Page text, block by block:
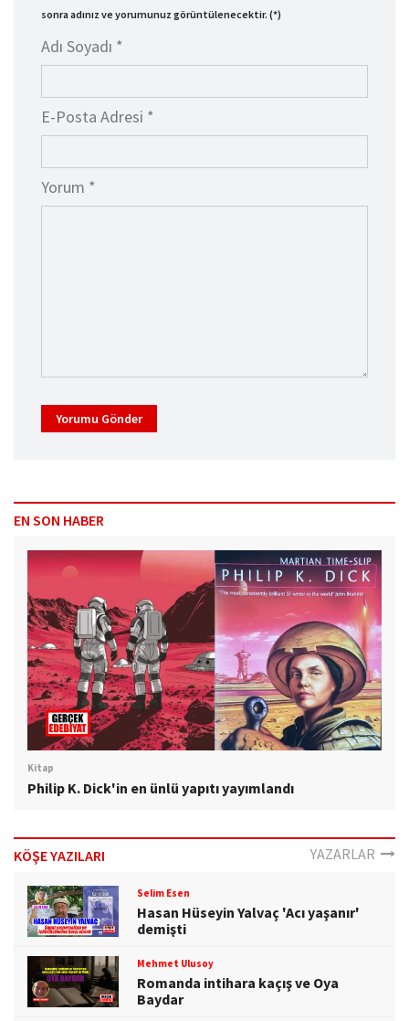
sonra adınız ve yorumunuz görüntülenecektir. (*)
Adı Soyadı *
E-Posta Adresi *
Yorum *
Yorumu Gönder
EN SON HABER
Kitap
Philip K. Dick'in en ünlü yapıtı yayımlandı
KÖŞE YAZILARI YAZARLAR
Selim Esen
Hasan Hüseyin Yalvaç 'Acı yaşanır'
demişti
Mehmet Ulusoy
Romanda intihara kaçış ve Oya
Baydar